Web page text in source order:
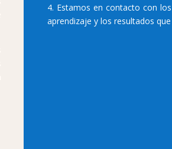
4. Estamos en contacto con
aprendizaje y los resultados